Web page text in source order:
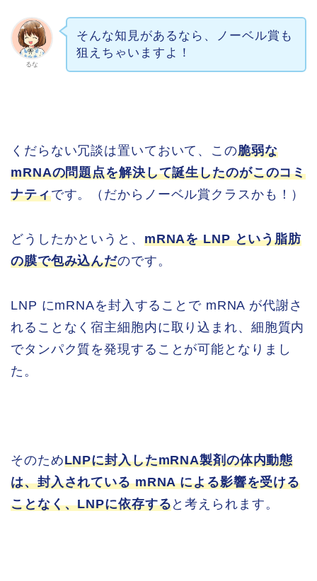
るな
そんな知見があるなら、ノーベル賞も
狙えちゃいますよ！
くだらない冗談は置いておいて、この脆弱な
mRNAの問題点を解決して誕生したのがこのコミ
ナティです。（だからノーベル賞クラスかも！）
どうしたかというと、 mRNAを LNP という脂肪
の膜で包み込んだのです。
LNP にmRNAを封入することで mRNA が代謝さ
れることなく宿主細胞内に取り込まれ、細胞質内
でタンパク質を発現することが可能となりまし
た。
そのためLNPに封入したmRNA製剤の体内動態
は、封入されている mRNA による影響を受ける
ことなく、LNPに依存すると考えられます。